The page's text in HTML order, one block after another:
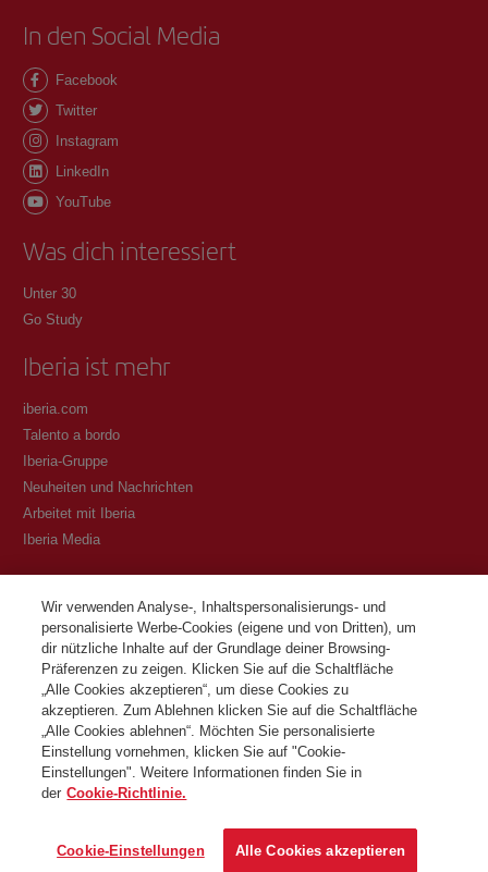
In den Social Media
Facebook
Twitter
Instagram
LinkedIn
YouTube
Was dich interessiert
Unter 30
Go Study
Iberia ist mehr
iberia.com
Talento a bordo
Iberia-Gruppe
Neuheiten und Nachrichten
Arbeitet mit Iberia
Iberia Media
Allgemeine Geschäftsbedingungen des Iberia Club Programms
Bedingungen für die Registrierung auf iberia.com
Richtlinien zum Schutz personenbezogener Daten
Cookie-Richtlinie und -Verwaltung
Kontaktiere
©Iberia Joven 2026. Alle Rechte vorbehalten.
Wir verwenden Analyse-, Inhaltspersonalisierungs- und
personalisierte Werbe-Cookies (eigene und von Dritten), um
dir nützliche Inhalte auf der Grundlage deiner Browsing-
Präferenzen zu zeigen. Klicken Sie auf die Schaltfläche
„Alle Cookies akzeptieren“, um diese Cookies zu
akzeptieren. Zum Ablehnen klicken Sie auf die Schaltfläche
„Alle Cookies ablehnen“. Möchten Sie personalisierte
Einstellung vornehmen, klicken Sie auf "Cookie-
Einstellungen". Weitere Informationen finden Sie in
der Cookie-Richtlinie.
Cookie-Einstellungen Alle Cookies akzeptieren